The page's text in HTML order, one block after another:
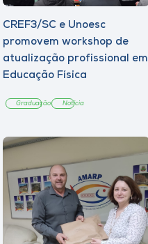
CREF3/SC e Unoesc
promovem workshop de
atualização profissional em
Educação Física
Graduação Notícia